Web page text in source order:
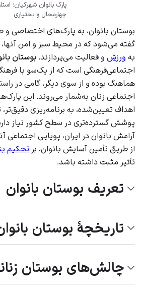
پارک بانوان شهرکیان؛
چهارمحال و بختیاری
بوستان بانوان، به پارک‌های اختصاصی و
گفته می‌شود که در محیط سبز و امن آنها،
به ورزش و فعالیت می‌پردازند. بوستان
اجتماعی‌فرهنگی است که از یک‌سو با
هماهنگ بوده و از سوی دیگر، گامی در
اجتماعی زنان به‌شمار می‌روند. این
اهداف تعیین‌شده، به برنامه‌ریزی
پوشش گسترده‌تری در سطح کشور نیاز
آرامش بانوان در ایران، پویایی اجتماعی
از طریق تأمین آسایش بانوان، بر تحکیم
تأثیر مثبت داشته باشد.
تعریف بوستان بانوان
تاریخچهٔ بوستان
چالش‌های بوستان